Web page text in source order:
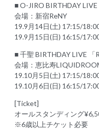
■ O-JIRO BIRTHDAY LIVE
会場：新宿ReNY
19.9月14日(土) 17:15/
19.9月15日(日) 16:15/
■ 千聖 BIRTHDAY LIVE 「
会場：恵比寿
19.10月5日(土) 17:15/
19.10月6日(日) 16:15/
[Ticket]
オールスタンディング
※6歳以上チケット必要